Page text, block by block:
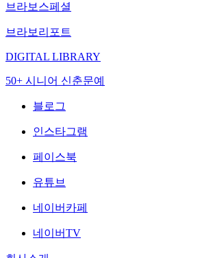
브라보스페셜
브라보리포트
DIGITAL LIBRARY
50+ 시니어 신춘문예
블로그
인스타그램
페이스북
유튜브
네이버카페
네이버TV